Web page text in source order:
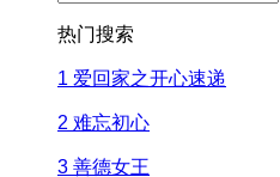
热门搜索
1 爱回家之开心速递
2 难忘初心
3 善德女王